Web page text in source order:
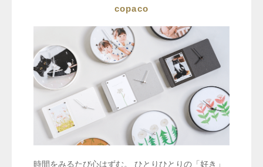
copaco
時間をみるたび心はずむ。 ひとりひとりの「好き」